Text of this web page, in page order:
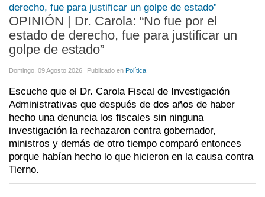
OPINIÓN | Dr. Carola: “No fue por el
estado de derecho, fue para justificar un
golpe de estado”
Domingo, 09 Agosto 2026 Publicado en Política
Escuche que el Dr. Carola Fiscal de Investigación
Administrativas que después de dos años de haber
hecho una denuncia los fiscales sin ninguna
investigación la rechazaron contra gobernador,
ministros y demás de otro tiempo comparó entonces
porque habían hecho lo que hicieron en la causa contra
Tierno.